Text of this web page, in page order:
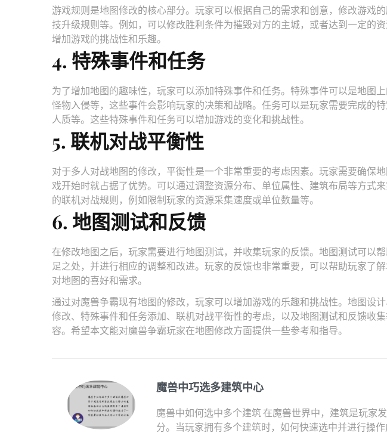
游戏规则是地图修改的核心部分。玩家可以根据自己的需求和创意，修改游戏
技升级规则等。例如，可以修改胜利条件为摧毁对方的主城，或者达到一定的
增加游戏的挑战性和乐趣。
4. 特殊事件和任务
为了增加地图的趣味性，玩家可以添加特殊事件和任务。特殊事件可以是地图上
怪物入侵等，这些事件会影响玩家的决策和战略。任务可以是玩家需要完成的
人质等。这些特殊事件和任务可以增加游戏的变化和挑战性。
5. 联机对战平衡性
对于多人对战地图的修改，平衡性是一个非常重要的考虑因素。玩家需要确保
戏开始时就占据了优势。可以通过调整资源分布、单位属性、建筑布局等方式
的联机对战规则，例如限制玩家的资源采集速度或单位数量等。
6. 地图测试和反馈
在修改地图之后，玩家需要进行地图测试，并收集玩家的反馈。地图测试可以
足之处，并进行相应的调整和改进。玩家的反馈也非常重要，可以帮助玩家了
对地图的喜好和需求。
通过对魔兽争霸现有地图的修改，玩家可以增加游戏的乐趣和挑战性。地图设
修改、特殊事件和任务添加、联机对战平衡性的考虑，以及地图测试和反馈收
容。希望本文能对魔兽争霸玩家在地图修改方面提供一些参考和指导。
魔兽中巧选多建筑中心
魔兽中如何选中多个建筑 在魔兽世界中，建筑是玩家
分。当玩家拥有多个建筑时，如何快速选中并进行操作